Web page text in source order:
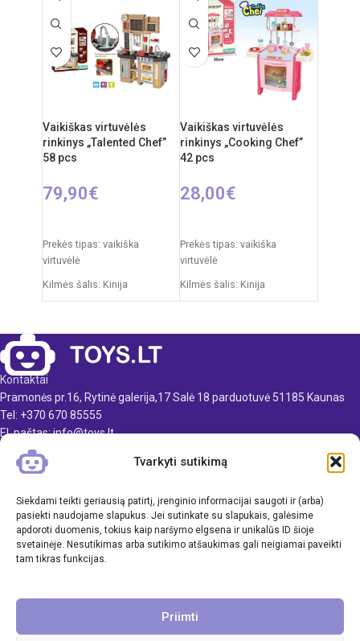
Tvarkyti sutikimą
Siekdami teikti geriausią patirtį, įrenginio informacijai saugoti ir (arba)
pasiekti naudojame slapukus. Jei sutinkate su slapukais, galėsime
apdoroti duomenis, tokius kaip naršymo elgsena ir unikalūs ID šioje
svetainėje. Nesutikimas arba sutikimo atšaukimas gali neigiamai paveikti
tam tikras funkcijas.
Priimti
nuo 3 metų
Elementai: 2 x AA
Virtuvėlės išmatavimai: 63 x
48 x 30 cm
Svoris: 8 kg
Produkto medžiaga: mediena
Rekomenduojamas amžius:
Vaikiškas virtuvėlės
rinkinys „Talented Chef”
58 pcs
79,90€
Prekės tipas: vaikiška
virtuvėlė
Kilmės šalis: Kinija
Virtuvėlės išmatavimai: 35 x
63 x 84 cm
Rekomenduojamas amžius:
nuo 3 metų
Elementai: 3 x AA
(nepridedamos)
Vaikiškas virtuvėlės
rinkinys „Cooking Chef”
42 pcs
28,00€
Prekės tipas: vaikiška
virtuvėlė
Kilmės šalis: Kinija
Kontaktai
Pramonės pr.16, Rytinė galerija,17 Salė 18 parduotuvė 51185 Kaunas
Tel: +370 670 85555
El. paštas: info@toys.lt
TOYS.LT
KLIENTAMS
INFORMACIJA